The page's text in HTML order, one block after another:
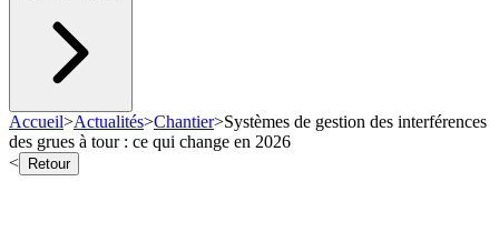
Accueil>Actualités>Chantier>Systèmes de gestion des interférences
des grues à tour : ce qui change en 2026
<
Retour